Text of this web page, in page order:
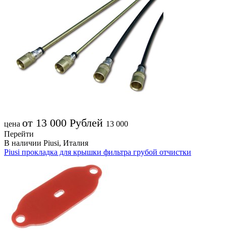
цена от 13 000 Рублей 13 000
Перейти
В наличии Piusi, Италия
Piusi прокладка для крышки фильтра грубой отчистки